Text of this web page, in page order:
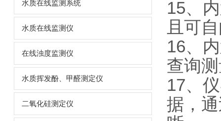
水质在线监测系统
水质在线监测仪
在线浊度监测仪
水质挥发酚、甲醛测定仪
二氧化硅测定仪
15、
且可
16、
查询
17、
据，